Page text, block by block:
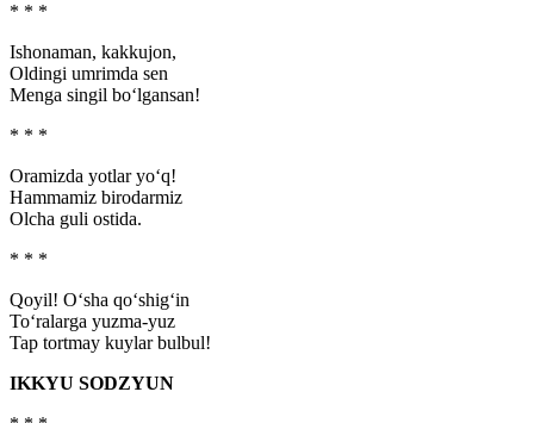
* * *
Ishonaman, kakkujon,
Oldingi umrimda sen
Menga singil bo‘lgansan!
* * *
Oramizda yotlar yo‘q!
Hammamiz birodarmiz
Olcha guli ostida.
* * *
Qoyil! O‘sha qo‘shig‘in
To‘ralarga yuzma-yuz
Tap tortmay kuylar bulbul!
IKKYU SODZYUN